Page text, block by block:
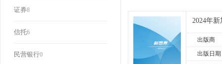
证券8
信托6
民营银行0
2024年
出版商
出版日期